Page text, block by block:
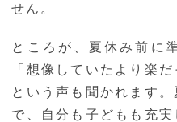
せん。
ところが、夏休み前に
「想像していたより楽
という声も聞かれます
で、自分も子どもも充